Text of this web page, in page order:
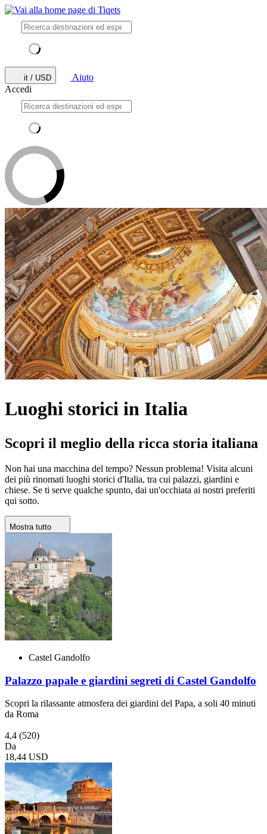
it / USD
Aiuto
Accedi
Luoghi storici in Italia
Scopri il meglio della ricca storia italiana
Non hai una macchina del tempo? Nessun problema! Visita alcuni
dei più rinomati luoghi storici d'Italia, tra cui palazzi, giardini e
chiese. Se ti serve qualche spunto, dai un'occhiata ai nostri preferiti
qui sotto.
Mostra tutto
Castel Gandolfo
Palazzo papale e giardini segreti di Castel Gandolfo
Scopri la rilassante atmosfera dei giardini del Papa, a soli 40 minuti
da Roma
4,4 (520)
Da
18,44 USD